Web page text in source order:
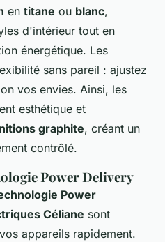
en titane ou blanc,
d'intérieur tout en
énergétique. Les
sans pareil : ajustez
vos envies. Ainsi, les
esthétique et
graphite, créant un
contrôlé.
Power Delivery
Power
Céliane sont
appareils rapidement.